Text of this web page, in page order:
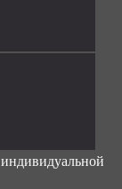
индивидуальной